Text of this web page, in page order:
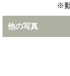
※
他の写真